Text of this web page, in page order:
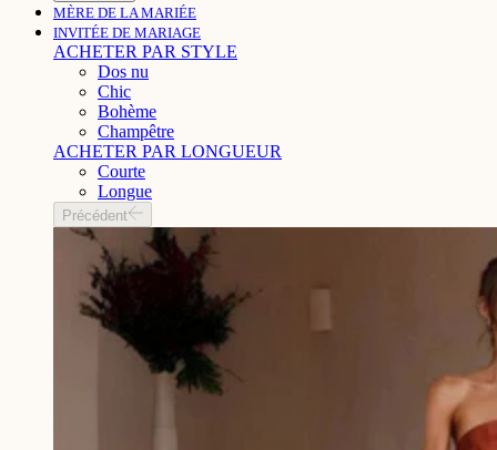
MÈRE DE LA MARIÉE
INVITÉE DE MARIAGE
ACHETER PAR STYLE
Dos nu
Chic
Bohème
Champêtre
ACHETER PAR LONGUEUR
Courte
Longue
Précédent